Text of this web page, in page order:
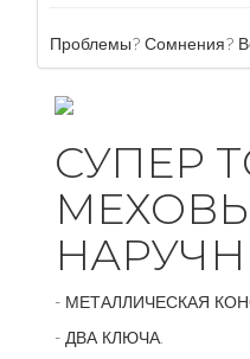
Проблемы? Сомнения?
СУПЕР
- МЕТАЛЛИЧЕСКАЯ
- ДВА КЛЮЧА.